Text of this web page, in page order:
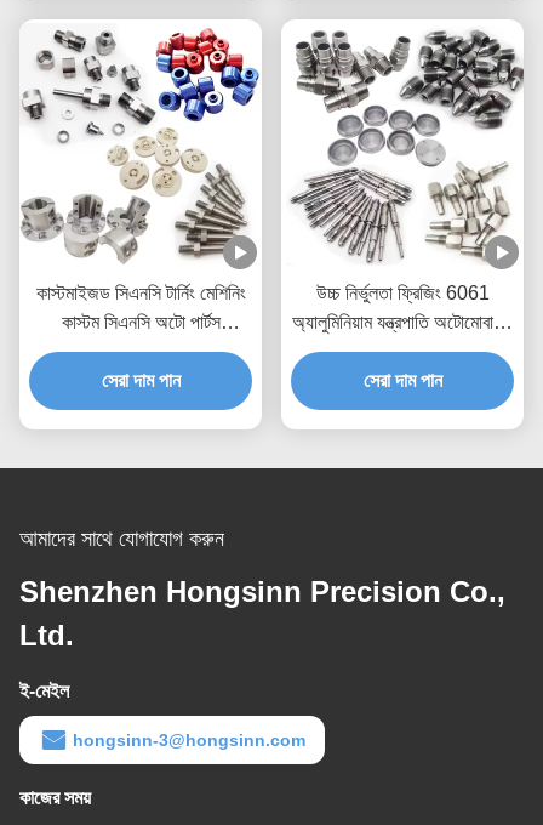
কাস্টমাইজড সিএনসি টার্নিং মেশিনিং
কাস্টম সিএনসি অটো পার্টস
অ্যানোডাইজিং পলিশিং
সেরা দাম পান
উচ্চ নির্ভুলতা ফ্রিজিং 6061
অ্যালুমিনিয়াম যন্ত্রপাতি অটোমোবাইল
যন্ত্রাংশ
সেরা দাম পান
আমাদের সাথে যোগাযোগ করুন
Shenzhen Hongsinn Precision Co.,
Ltd.
ই-মেইল
hongsinn-3@hongsinn.com
কাজের সময়